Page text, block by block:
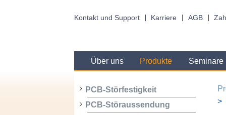
Kontakt und Support Karriere AGB
Über uns Produkte Seminare
PCB-Störfestigkeit
PCB-Störaussendung